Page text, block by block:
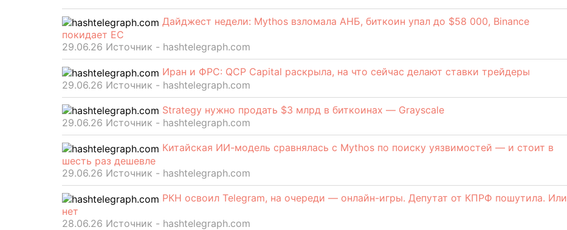
Дайджест недели: Mythos взломала АНБ, биткоин упал до $58 000, Binance
покидает ЕС
29.06.26 Источник - hashtelegraph.com
Иран и ФРС: QCP Capital раскрыла, на что сейчас делают ставки трейдеры
29.06.26 Источник - hashtelegraph.com
Strategy нужно продать $3 млрд в биткоинах — Grayscale
29.06.26 Источник - hashtelegraph.com
Китайская ИИ-модель сравнялась с Mythos по поиску уязвимостей — и стоит в
шесть раз дешевле
29.06.26 Источник - hashtelegraph.com
РКН освоил Telegram, на очереди — онлайн-игры. Депутат от КПРФ пошутила. Или
нет
28.06.26 Источник - hashtelegraph.com